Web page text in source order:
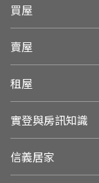
買屋
賣屋
租屋
實登與房訊知識
信義居家